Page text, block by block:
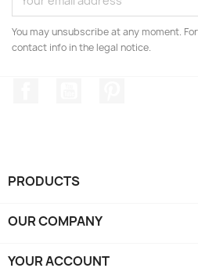
You may unsubscribe at any moment.
contact info in the legal notice.
PRODUCTS
OUR COMPANY
YOUR ACCOUNT